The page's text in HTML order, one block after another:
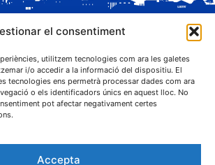
el consentiment
utilitzem tecnologies com ara les galetes
i/o accedir a la informació del dispositiu. El
tecnologies ens permetrà processar dades com ara
o els identificadors únics en aquest lloc. No
pot afectar negativament certes
Accepta
1
d'Anglesola (Pla d'Urgell)